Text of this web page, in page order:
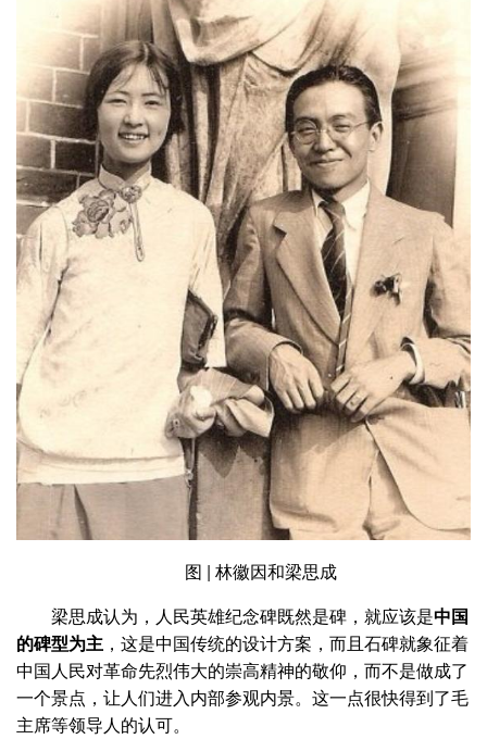
图 | 林徽因和梁思成
梁思成认为，人民英雄纪念碑既然是碑，就应该是中国
的碑型为主 ，这是中国传统的设计方案，而且石碑就象征着
中国人民对革命先烈伟大的崇高精神的敬仰，而不是做成了
一个景点，让人们进入内部参观内景。这一点很快得到了毛
主席等领导人的认可。